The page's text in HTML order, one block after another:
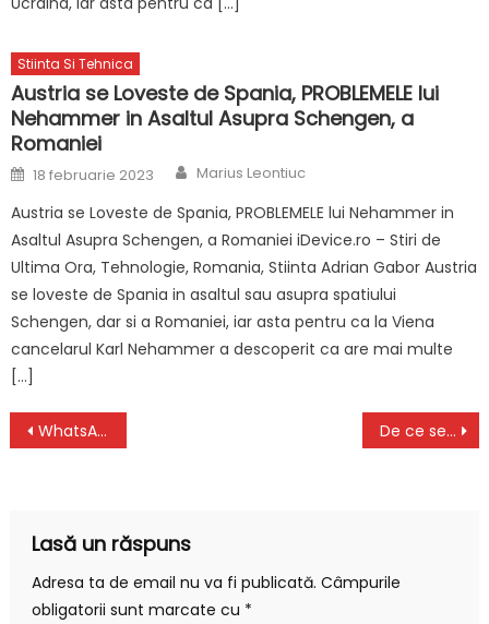
Stiinta Si Tehnica
Austria se Loveste de Spania, PROBLEMELE lui
Nehammer in Asaltul Asupra Schengen, a
Romaniei
Posted
on
18 februarie 2023 Author
Marius Leontiuc
Austria se Loveste de Spania, PROBLEMELE lui Nehammer in
Asaltul Asupra Schengen, a Romaniei iDevice.ro – Stiri de
Ultima Ora, Tehnologie, Romania, Stiinta Adrian Gabor Austria
se loveste de Spania in asaltul sau asupra spatiului
Schengen, dar si a Romaniei, iar asta pentru ca la Viena
cancelarul Karl Nehammer a descoperit ca are mai multe
[…]
Navigare
WhatsApp: Anuntul OFICIAL, ce a Lansat pentru Sute de Milioane de Telefoane De ce se teme, de fapt, Vladimir Putin: „Nu de NATO. Știe că nu noi suntem amenințarea”
Lasă un răspuns
Adresa ta de email nu va fi publicată. Câmpurile
obligatorii sunt marcate cu *